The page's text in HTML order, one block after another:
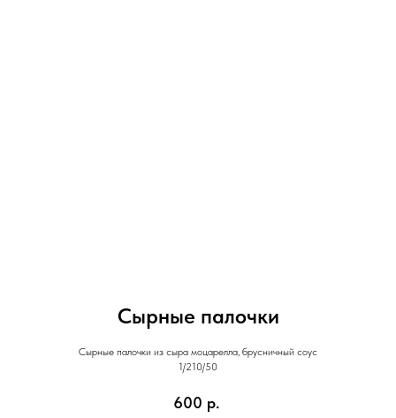
Сырные палочки
Сырные палочки из сыра моцарелла, брусничный соус
1/210/50
600 р.